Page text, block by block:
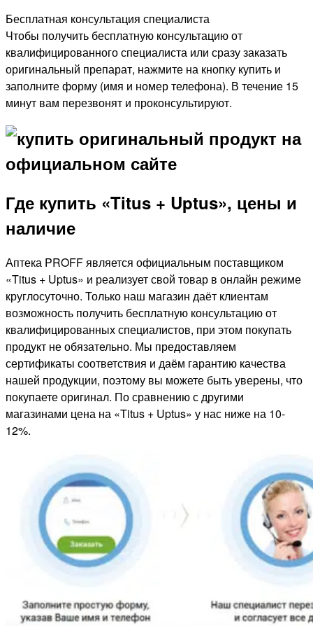
Бесплатная консультация специалиста
Чтобы получить бесплатную консультацию от
квалифицированного специалиста или сразу заказать
оригинальный препарат, нажмите на кнопку купить и
заполните форму (имя и номер телефона). В течение 15
минут вам перезвонят и проконсультируют.
Где купить «Titus + Uptus», цены и
наличие
Аптека PROFF является официальным поставщиком
«Titus + Uptus» и реализует свой товар в онлайн режиме
круглосуточно. Только наш магазин даёт клиентам
возможность получить бесплатную консультацию от
квалифицированных специалистов, при этом покупать
продукт не обязательно. Мы предоставляем
сертификаты соответствия и даём гарантию качества
нашей продукции, поэтому вы можете быть уверены, что
покупаете оригинал. По сравнению с другими
магазинами цена на «Titus + Uptus» у нас ниже на 10-
12%.